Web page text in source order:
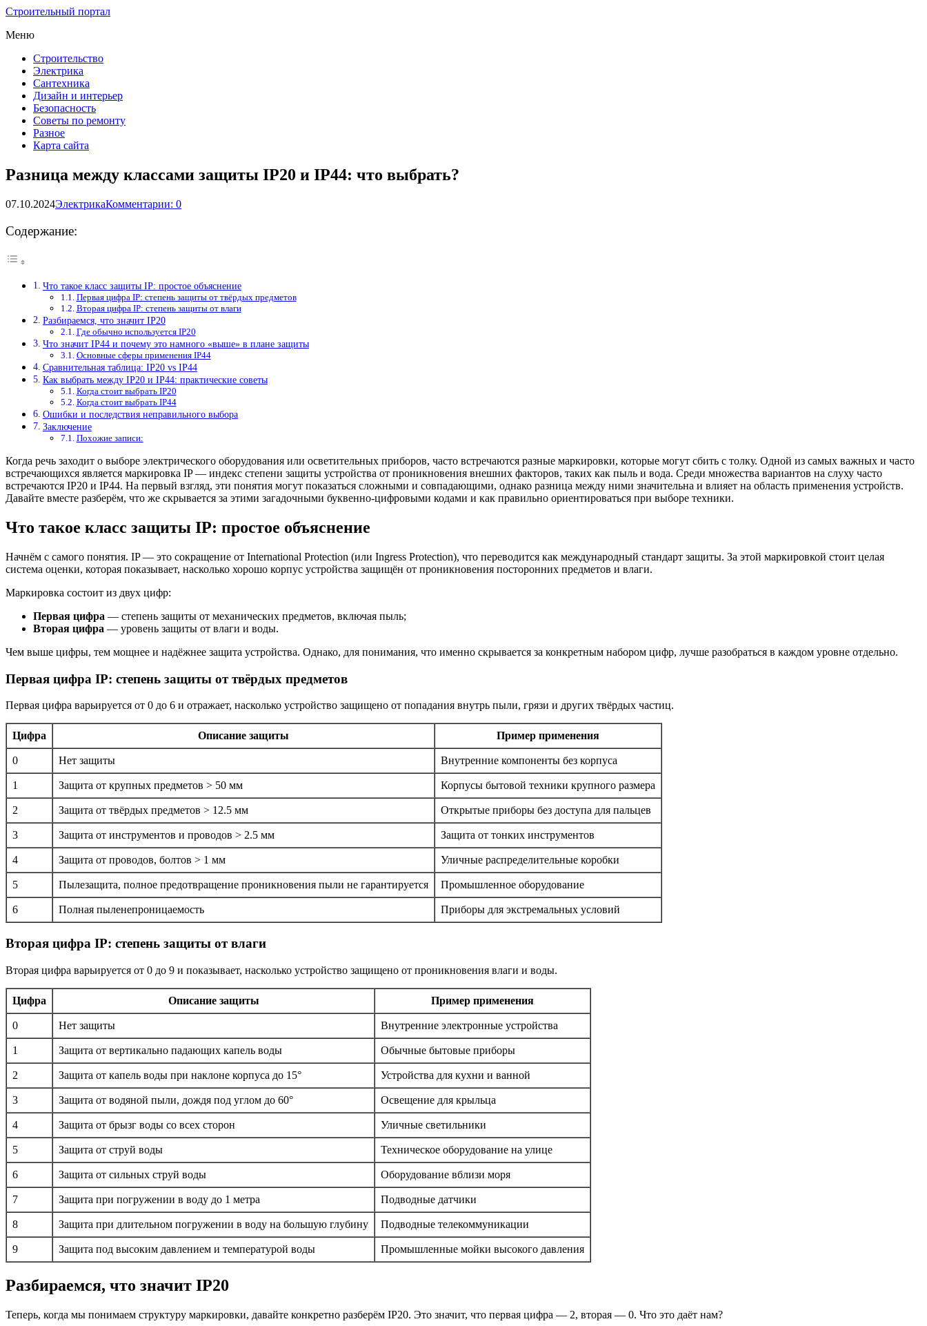
Строительный портал
Меню
Строительство
Электрика
Сантехника
Дизайн и интерьер
Безопасность
Советы по ремонту
Разное
Карта сайта
Разница между классами защиты IP20 и IP44: что выбрать?
07.10.2024ЭлектрикаКомментарии: 0
Содержание:
Что такое класс защиты IP: простое объяснение
Первая цифра IP: степень защиты от твёрдых предметов
Вторая цифра IP: степень защиты от влаги
Разбираемся, что значит IP20
Где обычно используется IP20
Что значит IP44 и почему это намного «выше» в плане защиты
Основные сферы применения IP44
Сравнительная таблица: IP20 vs IP44
Как выбрать между IP20 и IP44: практические советы
Когда стоит выбрать IP20
Когда стоит выбрать IP44
Ошибки и последствия неправильного выбора
Заключение
Похожие записи:
Когда речь заходит о выборе электрического оборудования или осветительных приборов, часто встречаются разные маркировки, которые могут сбить с толку. Одной из самых важных и часто
встречающихся является маркировка IP — индекс степени защиты устройства от проникновения внешних факторов, таких как пыль и вода. Среди множества вариантов на слуху часто
встречаются IP20 и IP44. На первый взгляд, эти понятия могут показаться сложными и совпадающими, однако разница между ними значительна и влияет на область применения устройств.
Давайте вместе разберём, что же скрывается за этими загадочными буквенно-цифровыми кодами и как правильно ориентироваться при выборе техники.
Что такое класс защиты IP: простое объяснение
Начнём с самого понятия. IP — это сокращение от International Protection (или Ingress Protection), что переводится как международный стандарт защиты. За этой маркировкой стоит целая
система оценки, которая показывает, насколько хорошо корпус устройства защищён от проникновения посторонних предметов и влаги.
Маркировка состоит из двух цифр:
Первая цифра — степень защиты от механических предметов, включая пыль;
Вторая цифра — уровень защиты от влаги и воды.
Чем выше цифры, тем мощнее и надёжнее защита устройства. Однако, для понимания, что именно скрывается за конкретным набором цифр, лучше разобраться в каждом уровне отдельно.
Первая цифра IP: степень защиты от твёрдых предметов
Первая цифра варьируется от 0 до 6 и отражает, насколько устройство защищено от попадания внутрь пыли, грязи и других твёрдых частиц.
Цифра Описание защиты Пример применения
0 Нет защиты Внутренние компоненты без корпуса
1 Защита от крупных предметов > 50 мм Корпусы бытовой техники крупного размера
2 Защита от твёрдых предметов > 12.5 мм Открытые приборы без доступа для пальцев
3 Защита от инструментов и проводов > 2.5 мм Защита от тонких инструментов
4 Защита от проводов, болтов > 1 мм Уличные распределительные коробки
5 Пылезащита, полное предотвращение проникновения пыли не гарантируется Промышленное оборудование
6 Полная пыленепроницаемость Приборы для экстремальных условий
Вторая цифра IP: степень защиты от влаги
Вторая цифра варьируется от 0 до 9 и показывает, насколько устройство защищено от проникновения влаги и воды.
Цифра Описание защиты Пример применения
0 Нет защиты Внутренние электронные устройства
1 Защита от вертикально падающих капель воды Обычные бытовые приборы
2 Защита от капель воды при наклоне корпуса до 15° Устройства для кухни и ванной
3 Защита от водяной пыли, дождя под углом до 60° Освещение для крыльца
4 Защита от брызг воды со всех сторон Уличные светильники
5 Защита от струй воды Техническое оборудование на улице
6 Защита от сильных струй воды Оборудование вблизи моря
7 Защита при погружении в воду до 1 метра Подводные датчики
8 Защита при длительном погружении в воду на большую глубину Подводные телекоммуникации
9 Защита под высоким давлением и температурой воды Промышленные мойки высокого давления
Разбираемся, что значит IP20
Теперь, когда мы понимаем структуру маркировки, давайте конкретно разберём IP20. Это значит, что первая цифра — 2, вторая — 0. Что это даёт нам?